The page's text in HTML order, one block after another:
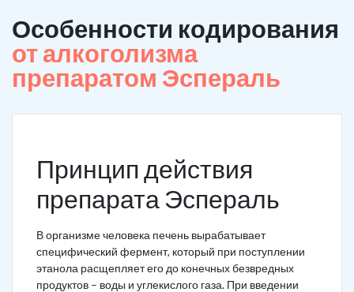
Особенности кодирования
от алкоголизма
препаратом Эспераль
Принцип действия
препарата Эспераль
В организме человека печень вырабатывает
специфический фермент, который при поступлении
этанола расщепляет его до конечных безвредных
продуктов – воды и углекислого газа. При введении